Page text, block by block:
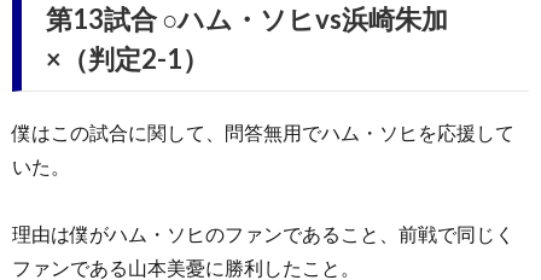
第13試合 ○ハム・ソヒvs浜崎朱加
×（判定2-1）
僕はこの試合に関して、問答無用でハム・ソヒを応援して
いた。
理由は僕がハム・ソヒのファンであること、前戦で同じく
ファンである山本美憂に勝利したこと。